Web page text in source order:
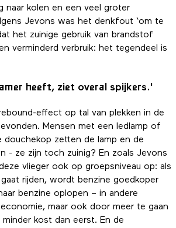
naar kolen en een veel groter
Jevons was het denkfout ‘om te
het zuinige gebruik van brandstof
verminderd verbruik: het tegendeel is
heeft, ziet overal spijkers.'
effect op tal van plekken in de
Mensen met een ledlamp of
douchekop zetten de lamp en de
- ze zijn toch zuinig? En zoals Jevons
vlieger ook op groepsniveau op: als
rijden, wordt benzine goedkoper
benzine oplopen – in andere
maar ook door meer te gaan
kost dan eerst. En de